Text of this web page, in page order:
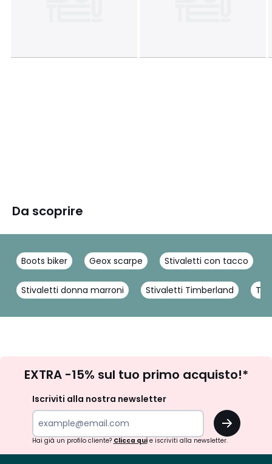
Da scoprire
Boots biker Geox scarpe Stivaletti con tacco
Stivaletti donna marroni Stivaletti Timberland
newsletter
EXTRA -15% sul tuo primo acquisto!*
Iscriviti alla nostra newsletter
OK
Hai già un profilo cliente? Clicca quie iscriviti alla newsletter.